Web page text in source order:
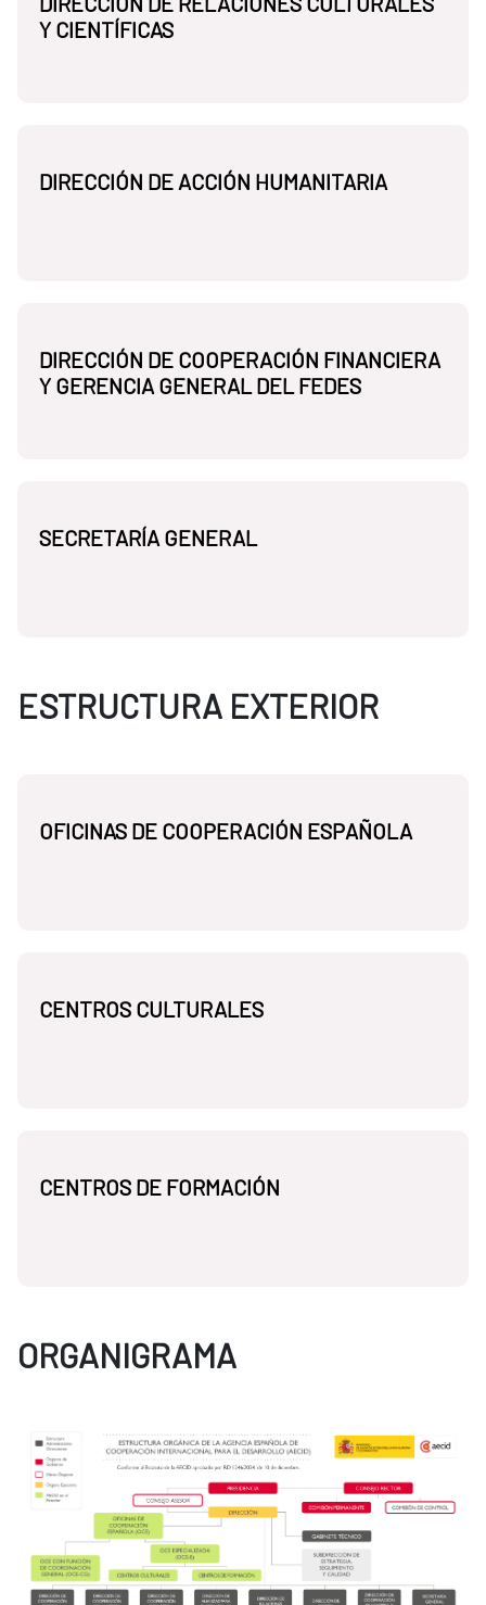
Y CIENTÍFICAS
DIRECCIÓN DE ACCIÓN HUMANITARIA
DIRECCIÓN DE COOPERACIÓN FINANCIERA
Y GERENCIA GENERAL DEL FEDES
SECRETARÍA GENERAL
ESTRUCTURA EXTERIOR
OFICINAS DE COOPERACIÓN ESPAÑOLA
CENTROS CULTURALES
CENTROS DE FORMACIÓN
ORGANIGRAMA